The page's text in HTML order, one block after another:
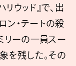
リウッド』で、出
ン・テートの殺
リーの一員スー
を残した。その